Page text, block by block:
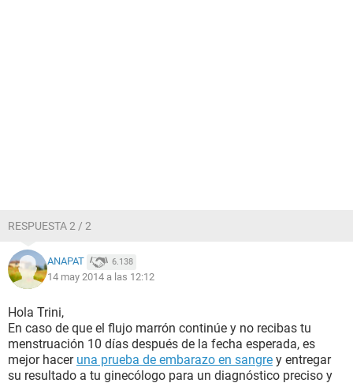
RESPUESTA 2 / 2
ANAPAT 6.138
14 may 2014 a las 12:12
Hola Trini,
En caso de que el flujo marrón continúe y no recibas tu
menstruación 10 días después de la fecha esperada, es
mejor hacer una prueba de embarazo en sangre y entregar
su resultado a tu ginecólogo para un diagnóstico preciso y